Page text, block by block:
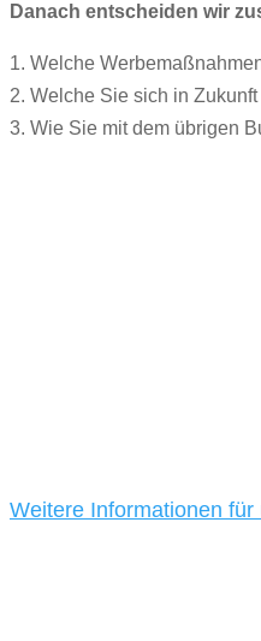
Danach entscheiden wir
1. Welche
2. Welche Sie sich in
3. Wie Sie mit dem übrigen
Weitere Informationen für